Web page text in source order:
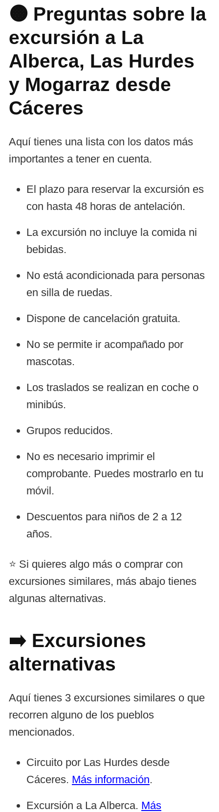
🟠 Preguntas sobre la
excursión a La
Alberca, Las Hurdes
y Mogarraz desde
Cáceres
Aquí tienes una lista con los datos más
importantes a tener en cuenta.
El plazo para reservar la excursión es
con hasta 48 horas de antelación.
La excursión no incluye la comida ni
bebidas.
No está acondicionada para personas
en silla de ruedas.
Dispone de cancelación gratuita.
No se permite ir acompañado por
mascotas.
Los traslados se realizan en coche o
minibús.
Grupos reducidos.
No es necesario imprimir el
comprobante. Puedes mostrarlo en tu
móvil.
Descuentos para niños de 2 a 12
años.
⭐ Si quieres algo más o comprar con
excursiones similares, más abajo tienes
algunas alternativas.
➡️ Excursiones
alternativas
Aquí tienes 3 excursiones similares o que
recorren alguno de los pueblos
mencionados.
Circuito por Las Hurdes desde
Cáceres. Más información.
Excursión a La Alberca. Más